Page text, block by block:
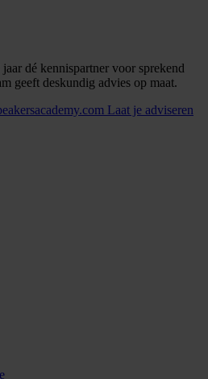
dé kennispartner voor sprekend
geeft deskundig advies op maat.
Laat je adviseren